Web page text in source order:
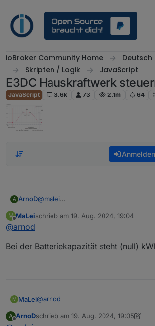
ioBroker Community Home
Deutsch
Skripten / Logik
JavaScript
E3DC Hauskraftwerk
JavaScript 3.6k 73 2.1m 64
A ArnoD@malei
werden kann und er diese dann nicht
Skript angelegt wurden, nirgends
M
Offline
MaLeischrieb am 19. Aug. 2024, 19:04
zuletzt editiert von
@arnod
Bei der Batteriekapazität steht (null)
M MaLei@arnod
Bei der Batteriekapazität steht (null)
A
Offline
ArnoDschrieb am 19. Aug. 2024, 19:05
zuletzt editiert von ArnoD